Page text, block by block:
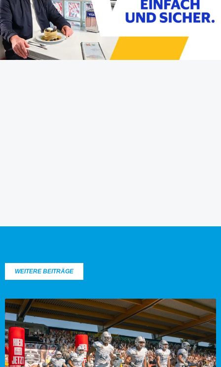
WEITERE BEITRÄGE